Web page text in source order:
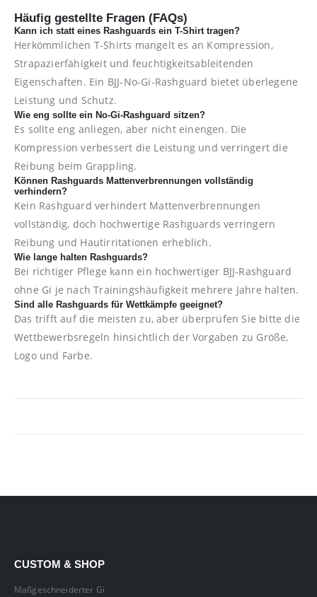
Häufig gestellte Fragen (FAQs)
Kann ich statt eines Rashguards ein T-Shirt tragen?
Herkömmlichen T-Shirts mangelt es an Kompression,
Strapazierfähigkeit und feuchtigkeitsableitenden
Eigenschaften. Ein BJJ-No-Gi-Rashguard bietet überlegene
Leistung und Schutz.
Wie eng sollte ein No-Gi-Rashguard sitzen?
Es sollte eng anliegen, aber nicht einengen. Die
Kompression verbessert die Leistung und verringert die
Reibung beim Grappling.
Können Rashguards Mattenverbrennungen vollständig
verhindern?
Kein Rashguard verhindert Mattenverbrennungen
vollständig, doch hochwertige Rashguards verringern
Reibung und Hautirritationen erheblich.
Wie lange halten Rashguards?
Bei richtiger Pflege kann ein hochwertiger BJJ-Rashguard
ohne Gi je nach Trainingshäufigkeit mehrere Jahre halten.
Sind alle Rashguards für Wettkämpfe geeignet?
Das trifft auf die meisten zu, aber überprüfen Sie bitte die
Wettbewerbsregeln hinsichtlich der Vorgaben zu Größe,
Logo und Farbe.
CUSTOM & SHOP
Maßgeschneiderter Gi